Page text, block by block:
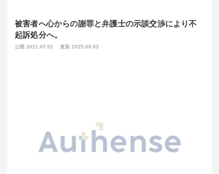
被害者へ心からの謝罪と弁護士の示談交渉により不
起訴処分へ。
公開 2021.07.01 更新 2025.06.03